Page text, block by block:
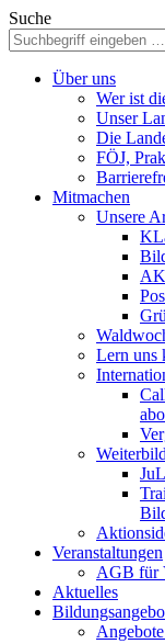
Suche
Über uns
Wer ist
Unser
Die
FÖJ,
Mitmachen
Unsere
Lern uns
Veranstaltungen
AGB für
Aktuelles